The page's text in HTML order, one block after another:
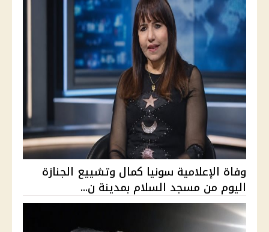
وفاة الإعلامية سونيا كمال وتشييع الجنازة
اليوم من مسجد السلام بمدينة ن...